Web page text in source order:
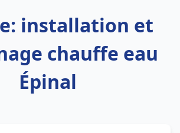
installation et
chauffe eau
Épinal